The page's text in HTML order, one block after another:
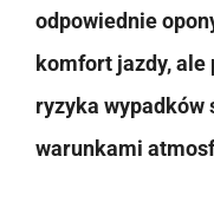
odpowiednie
komfort jazdy,
ryzyka wypadków
warunkami